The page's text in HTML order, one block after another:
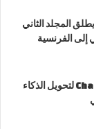
المجلد الثاني
إلى الفرنسية
أوبن إيه آي تطلق ChatGPT Work لتحويل الذكاء